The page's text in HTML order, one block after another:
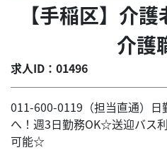
【手稲区】介
介
求人ID：01496
011-600-0119（担当直通）日
へ！週3日勤務OK☆送迎バス
可能☆